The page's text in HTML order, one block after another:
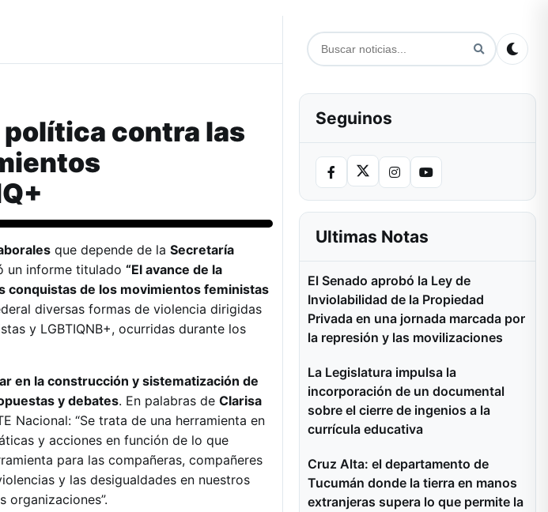
contra las
que depende de la Secretaría
un informe titulado “El avance de la
conquistas de los movimientos feministas
diversas formas de violencia dirigidas
y LGBTIQNB+, ocurridas durante los
en la construcción y sistematización de
y debates. En palabras de Clarisa
Nacional: “Se trata de una herramienta en
y acciones en función de lo que
para las compañeras, compañeres
y las desigualdades en nuestros
organizaciones”.
Seguinos
Ultimas Notas
El Senado aprobó la Ley de
Inviolabilidad de la Propiedad
Privada en una jornada marcada por
la represión y las movilizaciones
La Legislatura impulsa la
incorporación de un documental
sobre el cierre de ingenios a la
currícula educativa
Cruz Alta: el departamento de
Tucumán donde la tierra en manos
extranjeras supera lo que permite la